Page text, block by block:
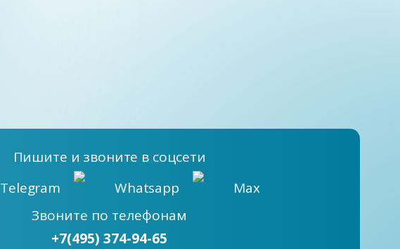
Пишите и звоните в соцсети
Telegram
Whatsapp
Max
Звоните по телефонам
+7(495) 374-94-65